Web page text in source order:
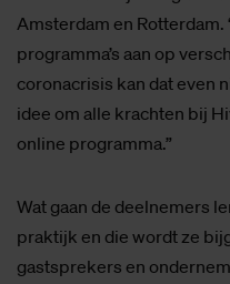
Amsterdam en Rotterdam.
programma’s aan op
coronacrisis kan dat even
idee om alle krachten bij
online programma.”
Wat gaan de deelnemers
praktijk en die wordt ze
gastsprekers en